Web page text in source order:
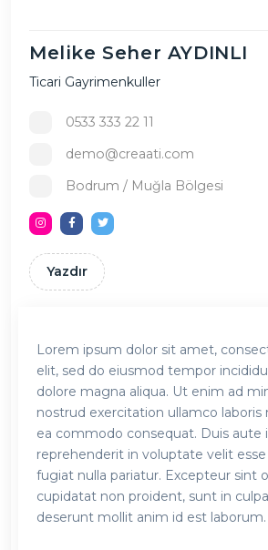
Melike Seher AYDINLI
Ticari Gayrimenkuller
0533 333 22 11
demo@creaati.com
Bodrum / Muğla Bölgesi
Yazdır
Lorem ipsum dolor sit amet,
elit, sed do eiusmod tempor
dolore magna aliqua. Ut enim ad
nostrud exercitation ullamco laboris
ea commodo consequat. Duis aute
reprehenderit in voluptate velit
fugiat nulla pariatur. Excepteur sint
cupidatat non proident, sunt in
deserunt mollit anim id est laborum.